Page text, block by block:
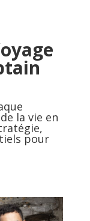
la vie en
pour